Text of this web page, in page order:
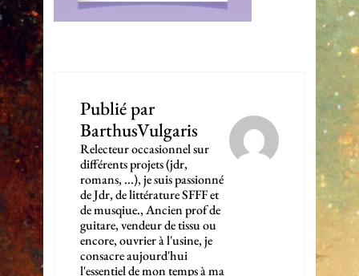
Publié par
BarthusVulgaris
Relecteur occasionnel sur
différents projets (jdr,
romans, ...), je suis passionné
de Jdr, de littérature SFFF et
de musqiue., Ancien prof de
guitare, vendeur de tissu ou
encore, ouvrier à l'usine, je
consacre aujourd'hui
l'essentiel de mon temps à ma